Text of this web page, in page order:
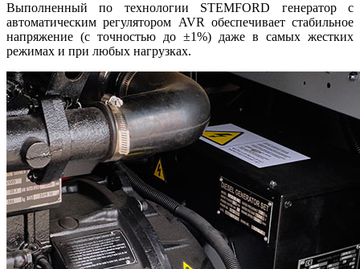
Выполненный по технологии STEMFORD генератор с
автоматическим регулятором AVR обеспечивает стабильное
напряжение (с точностью до ±1%) даже в самых жестких
режимах и при любых нагрузках.